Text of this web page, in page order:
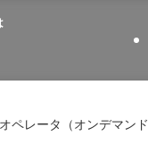
ペレータ（オンデマン